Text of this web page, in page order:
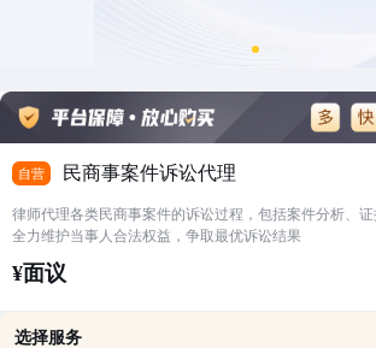
自营 民商事案件诉讼代理
律师代理各类民商事案件的诉讼过程，包括案件分析、证
全力维护当事人合法权益，争取最优诉讼结果
¥面议
选择服务